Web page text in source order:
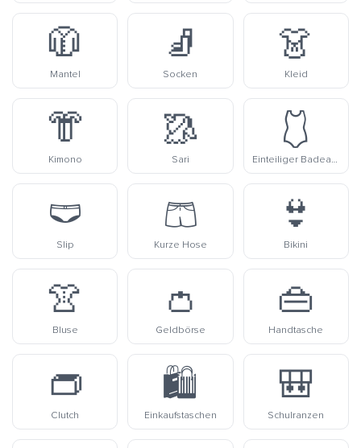
🧥
Mantel
🧦
Socken
👗
Kleid
👘
Kimono
🥻
Sari
🩱
Einteiliger Badeanzug
🩲
Slip
🩳
Kurze Hose
👙
Bikini
👚
Bluse
👛
Geldbörse
👜
Handtasche
👝
Clutch
🛍️
Einkaufstaschen
🎒
Schulranzen